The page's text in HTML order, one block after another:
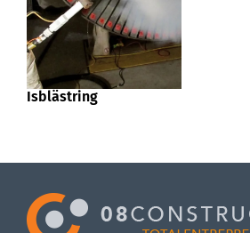
Isblästring